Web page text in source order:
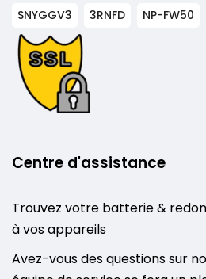
SNYGGV3
3RNFD NP-FW50
Centre d'assistance
Trouvez votre batterie &
à vos appareils
Avez-vous des questions sur